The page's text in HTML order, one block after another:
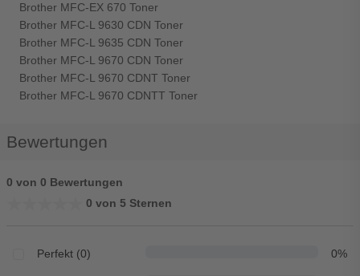
Brother MFC-EX 670 Toner
Brother MFC-L 9630 CDN Toner
Brother MFC-L 9635 CDN Toner
Brother MFC-L 9670 CDN Toner
Brother MFC-L 9670 CDNT Toner
Brother MFC-L 9670 CDNTT Toner
Bewertungen
0 von 0 Bewertungen
0 von 5 Sternen
Perfekt (0) 0%